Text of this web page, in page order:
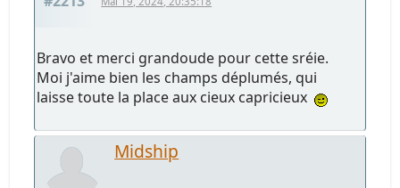
Bravo et merci grandoude pour cette sréie.
Moi j'aime bien les champs déplumés, qui
laisse toute la place aux cieux capricieux
Midship